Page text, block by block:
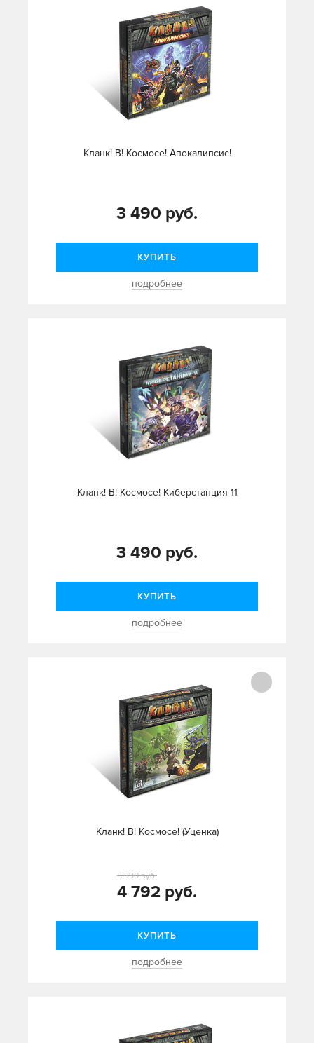
Кланк! В! Космосе! Апокалипсис!
3 490 руб.
КУПИТЬ
подробнее
Кланк! В! Космосе! Киберстанция-11
3 490 руб.
КУПИТЬ
подробнее
Кланк! В! Космосе! (Уценка)
4 792 руб.
5 990 руб.
КУПИТЬ
подробнее